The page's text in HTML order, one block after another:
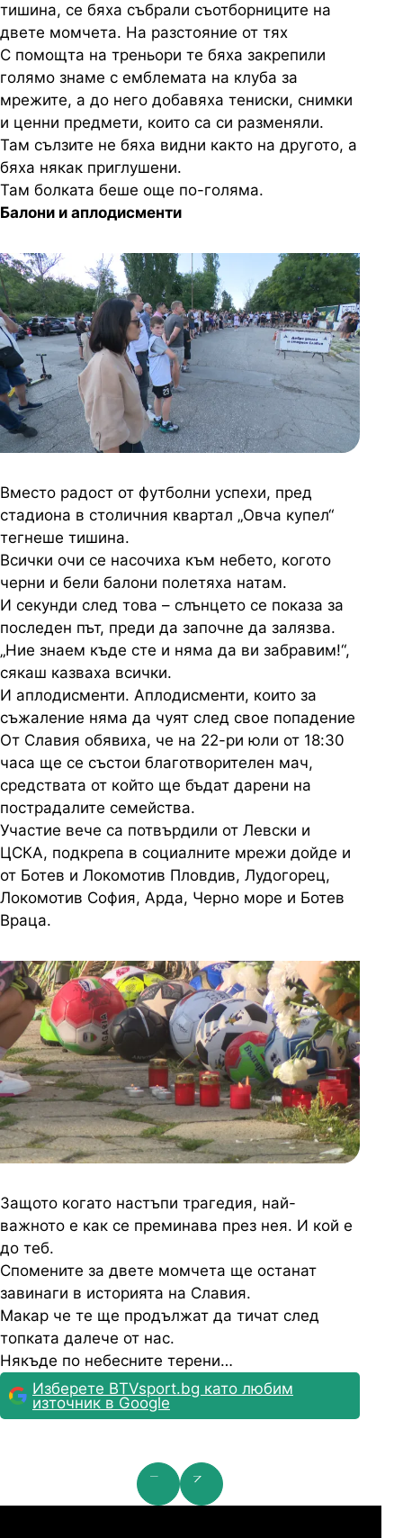
тишина, се бяха събрали съотборниците на
двете момчета. На разстояние от тях
С помощта на треньори те бяха закрепили
голямо знаме с емблемата на клуба за
мрежите, а до него добавяха тениски, снимки
и ценни предмети, които са си разменяли.
Там сълзите не бяха видни както на другото, а
бяха някак приглушени.
Там болката беше още по-голяма.
Балони и аплодисменти
Вместо радост от футболни успехи, пред
стадиона в столичния квартал „Овча купел“
тегнеше тишина.
Всички очи се насочиха към небето, когото
черни и бели балони полетяха натам.
И секунди след това – слънцето се показа за
последен път, преди да започне да залязва.
„Ние знаем къде сте и няма да ви забравим!“,
сякаш казваха всички.
И аплодисменти. Аплодисменти, които за
съжаление няма да чуят след свое попадение
От Славия обявиха, че на 22-ри юли от 18:30
часа ще се състои благотворителен мач,
средствата от който ще бъдат дарени на
пострадалите семейства.
Участие вече са потвърдили от Левски и
ЦСКА, подкрепа в социалните мрежи дойде и
от Ботев и Локомотив Пловдив, Лудогорец,
Локомотив София, Арда, Черно море и Ботев
Враца.
Защото когато настъпи трагедия, най-
важното е как се преминава през нея. И кой е
до теб.
Спомените за двете момчета ще останат
завинаги в историята на Славия.
Макар че те ще продължат да тичат след
топката далече от нас.
Някъде по небесните терени…
Изберете BTVsport.bg като любим
източник в Google